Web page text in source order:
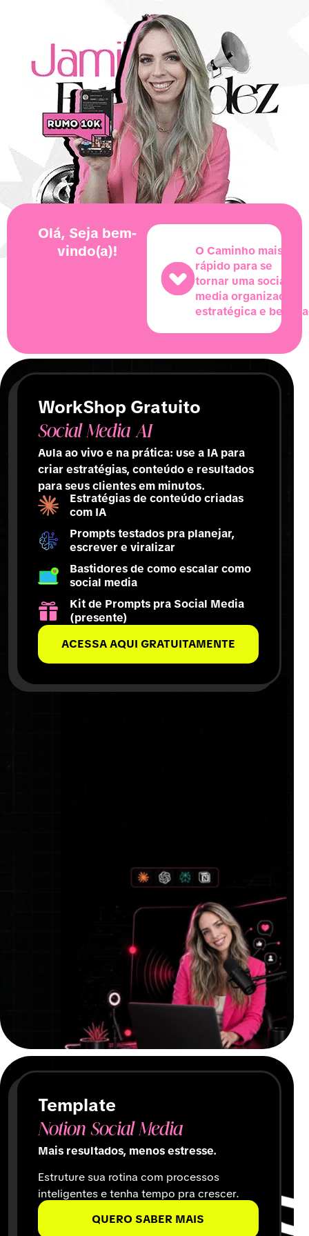
Olá, Seja bem-
vindo(a)!
O Caminho mais
rápido para se
tornar uma social
media organizada,
estratégica e bem
WorkShop Gratuito
Social Media AI
Aula ao vivo e na prática: use a IA para
criar estratégias, conteúdo e resultados
para seus clientes em minutos.
Estratégias de conteúdo criadas
com IA
Prompts testados pra planejar,
escrever e viralizar
Bastidores de como escalar como
social media
Kit de Prompts pra Social Media
(presente)
ACESSA AQUI GRATUITAMENTE
Template
Notion Social Media
Mais resultados, menos estresse.
Estruture sua rotina com processos
inteligentes e tenha tempo pra crescer.
QUERO SABER MAIS